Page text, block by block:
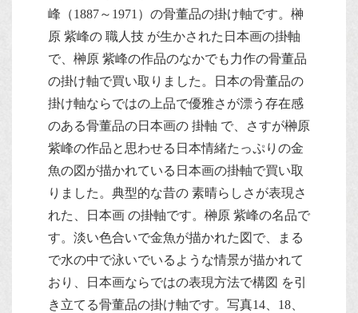
峰（1887～1971）の骨董品の掛け軸です。榊
原 紫峰の 職人技 が生かされた日本画の掛軸
で、榊原 紫峰の作品のなかでも力作の骨董品
の掛け軸で買い取りました。日本の骨董品の
掛け軸ならではの上品で優雅さが漂う存在感
のある骨董品の日本画の 掛軸 で、さすが榊原
紫峰の作品と思わせる日本情緒たっぷりの金
魚の図が描かれている日本画の掛軸で買い取
りました。典型的な昔の 素晴らしさが表現さ
れた、日本画 の掛軸です。榊原 紫峰の名品で
す。淡い色合いで金魚が描かれた図で、まる
で水の中で泳いでいるような情景が描かれて
おり、日本画ならではの表現方法で構図 を引
き立てる骨董品の掛け軸です。写真14、18、